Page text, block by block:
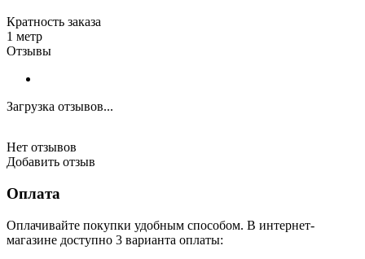
Кратность заказа
1 метр
Отзывы
Загрузка отзывов...
Нет отзывов
Добавить отзыв
Оплата
Оплачивайте покупки удобным способом. В интернет-
магазине доступно 3 варианта оплаты: